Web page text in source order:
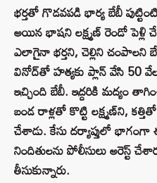
భర్తతో గొడవపడి భార్య బేబీ
అయిన భాషని లక్ష్మణ్ రెండో పెళ్లి
ఎలాగైనా భర్తని, చెల్లిని చంపాలని
వినోద్‌తో హత్యకు ప్లాన్ వేసి 50
ఇచ్చింది బేబీ. ఇద్దరికి మద్యం
బండ రాళ్లతో కొట్టి లక్ష్మణ్‌ని,
చేశాడు. కేసు దర్యాప్తులో
నిందితులను పోలీసులు అరెస్ట్
తీసుకున్నారు.